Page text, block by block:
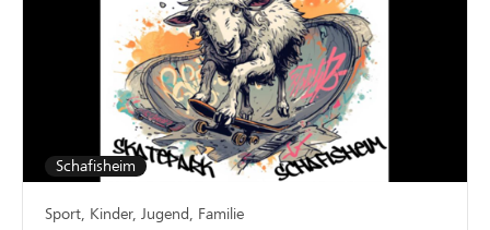
Schafisheim
Sport, Kinder, Jugend, Familie